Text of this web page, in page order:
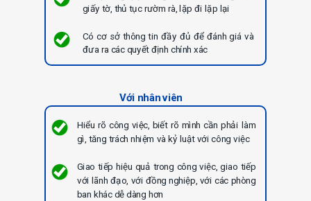
giấy tờ, thủ tục rườm rà, lặp đi lặp lại
Có cơ sở thông tin đầy đủ để đánh giá và
đưa ra các quyết định chính xác
Hiểu rõ công việc, biết rõ mình cần phải làm
gì, tăng trách nhiệm và kỷ luật với công việc
Giao tiếp hiệu quả trong công việc, giao tiếp
với lãnh đạo, với đồng nghiệp, với các phòng
ban khác dễ dàng hơn
Với nhân viên